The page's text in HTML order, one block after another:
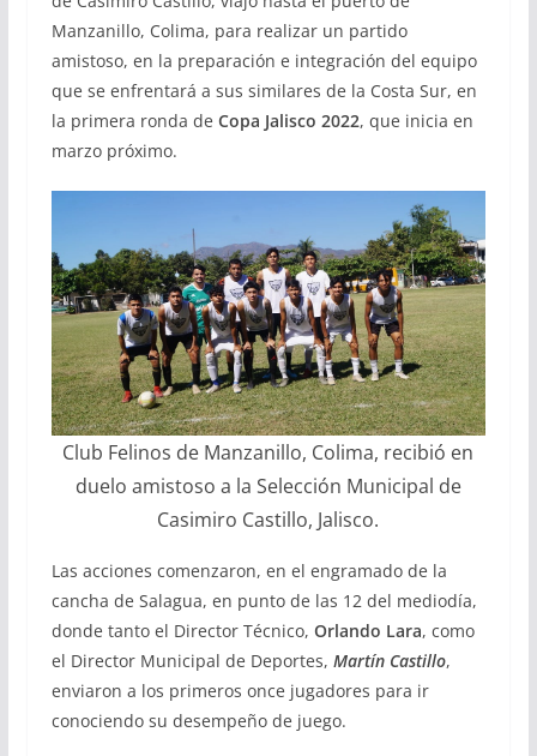
Manzanillo, Colima, para realizar un partido
amistoso, en la preparación e integración del equipo
que se enfrentará a sus similares de la Costa Sur, en
la primera ronda de Copa Jalisco 2022, que inicia en
marzo próximo.
Club Felinos de Manzanillo, Colima, recibió en
duelo amistoso a la Selección Municipal de
Casimiro Castillo, Jalisco.
Las acciones comenzaron, en el engramado de la
cancha de Salagua, en punto de las 12 del mediodía,
donde tanto el Director Técnico, Orlando Lara, como
el Director Municipal de Deportes, Martín Castillo,
enviaron a los primeros once jugadores para ir
conociendo su desempeño de juego.